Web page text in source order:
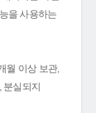
을 사용하는
월 이상 보관,
분실되지